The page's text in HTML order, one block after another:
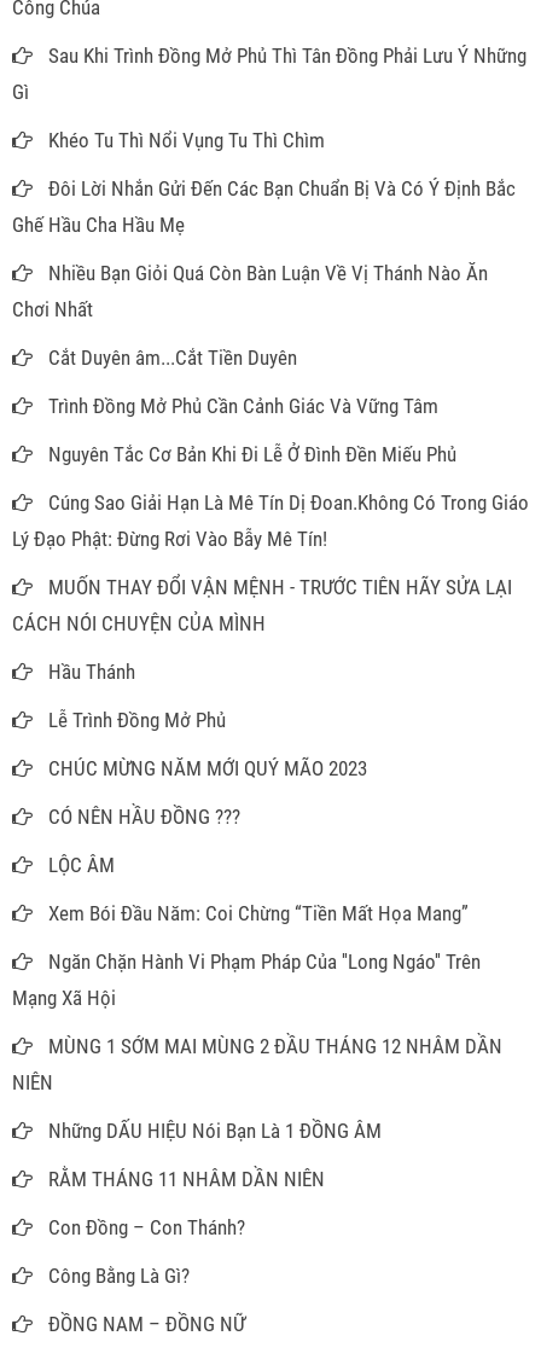
Công Chúa
Sau Khi Trình Đồng Mở Phủ Thì Tân Đồng Phải Lưu Ý Những
Gì
Khéo Tu Thì Nổi Vụng Tu Thì Chìm
Đôi Lời Nhắn Gửi Đến Các Bạn Chuẩn Bị Và Có Ý Định Bắc
Ghế Hầu Cha Hầu Mẹ
Nhiều Bạn Giỏi Quá Còn Bàn Luận Về Vị Thánh Nào Ăn
Chơi Nhất
Cắt Duyên âm...Cắt Tiền Duyên
Trình Đồng Mở Phủ Cần Cảnh Giác Và Vững Tâm
Nguyên Tắc Cơ Bản Khi Đi Lễ Ở Đình Đền Miếu Phủ
Cúng Sao Giải Hạn Là Mê Tín Dị Đoan.Không Có Trong Giáo
Lý Đạo Phật: Đừng Rơi Vào Bẫy Mê Tín!
MUỐN THAY ĐỔI VẬN MỆNH - TRƯỚC TIÊN HÃY SỬA LẠI
CÁCH NÓI CHUYỆN CỦA MÌNH
Hầu Thánh
Lễ Trình Đồng Mở Phủ
CHÚC MỪNG NĂM MỚI QUÝ MÃO 2023
CÓ NÊN HẦU ĐỒNG ???
LỘC ÂM
Xem Bói Đầu Năm: Coi Chừng “Tiền Mất Họa Mang”
Ngăn Chặn Hành Vi Phạm Pháp Của ''Long Ngáo'' Trên
Mạng Xã Hội
MÙNG 1 SỚM MAI MÙNG 2 ĐẦU THÁNG 12 NHÂM DẦN
NIÊN
Những DẤU HIỆU Nói Bạn Là 1 ĐỒNG ÂM
RẰM THÁNG 11 NHÂM DẦN NIÊN
Con Đồng – Con Thánh?
Công Bằng Là Gì?
ĐỒNG NAM – ĐỒNG NỮ